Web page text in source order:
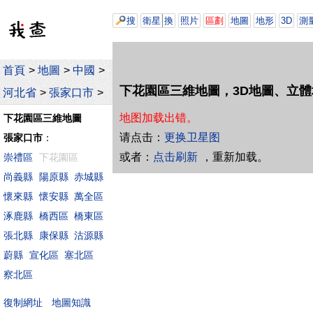
首頁 > 地圖 > 中國 >
河北省 > 張家口市 >
下花園區三維地圖
張家口市 ：
崇禮區 下花園區
尚義縣
陽原縣 赤城縣
懷來縣 懷安縣 萬全區
涿鹿縣 橋西區 橋東區
張北縣
康保縣 沽源縣
蔚縣 宣化區 塞北區
察北區
地圖知識
搜 衛星 換 照片 區劃 地圖 地形 3D 測
下花園區三維地圖，3D地圖、立體
地图加载出错。
请点击： 更换卫星图
或者： 点击刷新 ，重新加载。